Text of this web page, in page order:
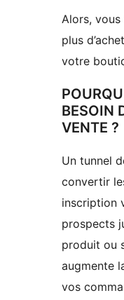
Alors, vous
plus
votre
BESOIN
VENTE ?
Un tunnel
convertir
inscription
prospects
produit ou
augmente
vos